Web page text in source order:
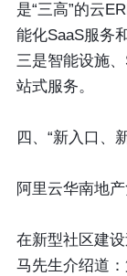
是“三高”的云
能化SaaS服务
三是智能设施
站式服务。
四、“新入口、
阿里云华南地
在新型社区建
马先生介绍道